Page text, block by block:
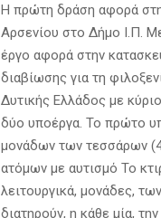
Η πρώτη δράση αφορά
Αρσενίου στο Δήμο Ι.Π.
έργο αφορά στην
διαβίωσης για τη
Δυτικής Ελλάδος με
δύο υποέργα. Το πρώτο
μονάδων των τεσσάρων
ατόμων με αυτισμό Το
λειτουργικά, μονάδες,
διατηρούν, η κάθε μία,